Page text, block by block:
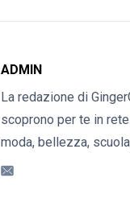
ADMIN
La redazione di
scoprono per te in
moda, bellezza,